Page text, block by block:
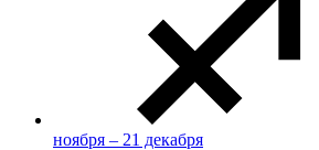
ноября – 21 декабря